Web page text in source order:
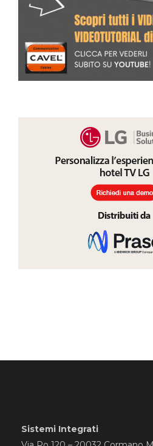
Sistemi Integrati